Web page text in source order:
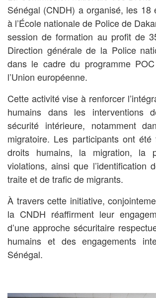
Sénégal (CNDH) a organisé, les 18
à l’École nationale de Police de
session de formation au profit de
Direction générale de la Police
dans le cadre du programme
l’Union européenne.
Cette activité vise à renforcer
humains dans les interventions
sécurité intérieure, notamment
migratoire. Les participants ont
droits humains, la migration, la
violations, ainsi que l’identification
traite et de trafic de migrants.
À travers cette initiative,
la CNDH réaffirment leur
d’une approche sécuritaire
humains et des engagements
Sénégal.